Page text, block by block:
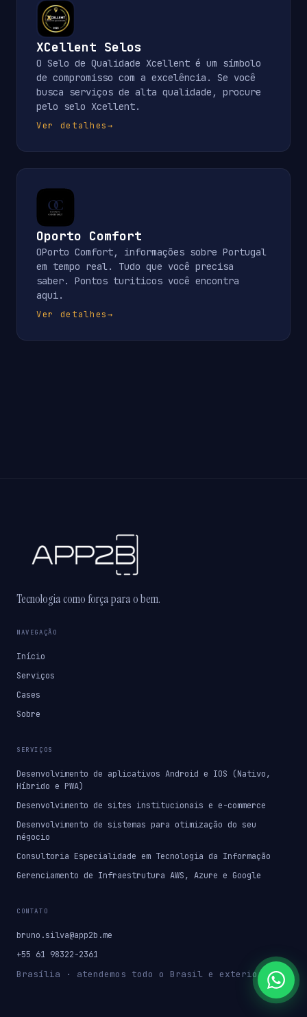
XCellent Selos
O Selo de Qualidade Xcellent é um símbolo
de compromisso com a excelência. Se você
busca serviços de alta qualidade, procure
pelo selo Xcellent.
Ver detalhes→
Oporto Comfort
OPorto Comfort, informações sobre Portugal
em tempo real. Tudo que você precisa
saber. Pontos turiticos você encontra
aqui.
Ver detalhes→
Tecnologia como força para o bem.
NAVEGAÇÃO
Início
Serviços
Cases
Sobre
SERVIÇOS
Desenvolvimento de aplicativos Android e IOS (Nativo,
Híbrido e PWA)
Desenvolvimento de sites institucionais e e-commerce
Desenvolvimento de sistemas para otimização do seu
négocio
Consultoria Especialidade em Tecnologia da Informação
Gerenciamento de Infraestrutura AWS, Azure e Google
CONTATO
bruno.silva@app2b.me
+55 61 98322-2361
Brasília · atendemos todo o Brasil e exterior